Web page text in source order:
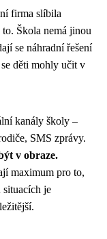
firma slíbila
Škola nemá jinou
se náhradní řešení
děti mohly učit v
kanály školy –
SMS zprávy.
v obraze.
maximum pro to,
je